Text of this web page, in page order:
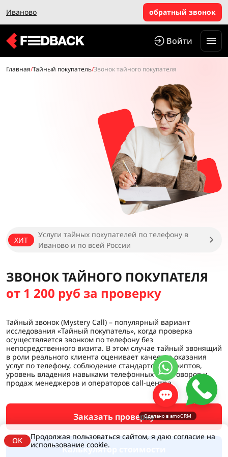
Иваново обратный звонок
Войти
Главная/Тайный покупатель/Звонок тайного покупателя
ХИТ
Услуги тайных покупателей по телефону в
Иваново и по всей России
ЗВОНОК ТАЙНОГО ПОКУПАТЕЛЯ
от 1 200 руб за проверку
Тайный звонок (Mystery Call) – популярный вариант
исследования «Тайный покупатель», когда проверка
осуществляется звонком по телефону без
непосредственного визита. В этом случае тайный звонящий
в роли реального клиента оценивает качество оказания
услуг по телефону, соблюдение стандартов и скриптов,
уровень владения навыками телефонных переговоров и
продаж менеджеров и операторов call-центра.
Заказать проверку
Калькулятор стоимости
OK
Продолжая пользоваться сайтом, я даю согласие на
использование cookie.
Сделано в amoCRM